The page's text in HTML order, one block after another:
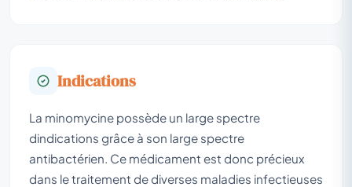
Indications
La minomycine possède un large spectre
dindications grâce à son large spectre
antibactérien. Ce médicament est donc précieux
dans le traitement de diverses maladies infectieuses